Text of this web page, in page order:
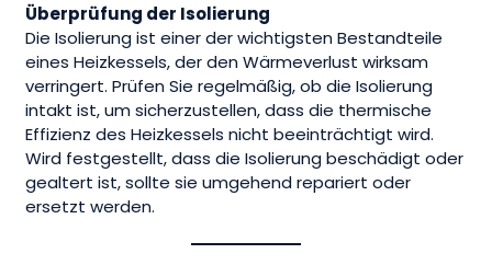
Überprüfung der Isolierung
Die Isolierung ist einer der wichtigsten Bestandteile
eines Heizkessels, der den Wärmeverlust wirksam
verringert. Prüfen Sie regelmäßig, ob die Isolierung
intakt ist, um sicherzustellen, dass die thermische
Effizienz des Heizkessels nicht beeinträchtigt wird.
Wird festgestellt, dass die Isolierung beschädigt oder
gealtert ist, sollte sie umgehend repariert oder
ersetzt werden.